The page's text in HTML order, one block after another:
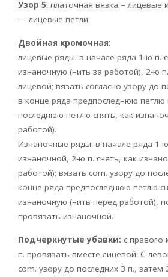
Узор 5: платочная вязка = лицевые
— лицевые петли.
Двойная кромочная:
лицевые ряды: в начале ряда 1-ю п.
изнаночную (нить за работой), 2-ю
лицевой; вязать согласно узору до
в конце ряда предпоследнюю петлю
последнюю петлю снять, как
работой).
Изнаночные ряды: в начале ряда 1-
изнаночной, 2-ю п. снять, как
работой); вязать com. узору до
конце ряда предпоследнюю петлю
изнаночную (нить перед работой),
провязать изнаночной.
Подчеркнутые убавки: с правого
п. провязать вместе лицевой. С
com. узору до последних 3 п., затем